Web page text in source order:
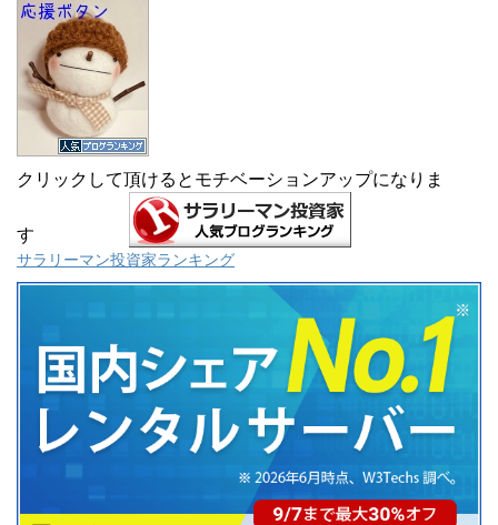
クリックして頂けるとモチベーションアップになりま
す
サラリーマン投資家ランキング